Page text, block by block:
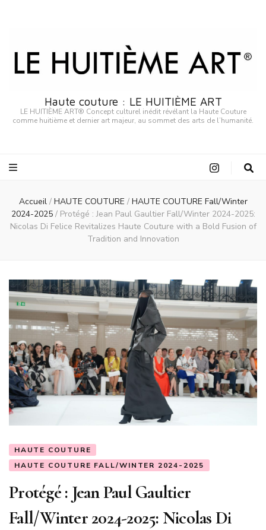
Haute couture : LE HUITIÈME ART
LE HUITIÈME ART® Concept culturel inédit révélant la Haute Couture
comme huitième et dernier art majeur, au sommet des arts de l’humanité.
Accueil / HAUTE COUTURE / HAUTE COUTURE Fall/Winter
2024-2025 / Protégé : Jean Paul Gaultier Fall/Winter 2024-2025:
Nicolas Di Felice Revitalizes Haute Couture with a Bold Fusion of
Tradition and Innovation
HAUTE COUTURE
HAUTE COUTURE FALL/WINTER 2024-2025
Protégé : Jean Paul Gaultier
Fall/Winter 2024-2025: Nicolas Di